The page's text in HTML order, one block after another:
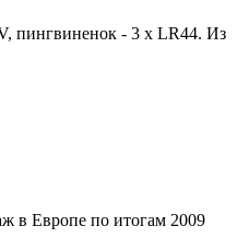
пингвиненок - 3 х LR44. Из
в Европе по итогам 2009